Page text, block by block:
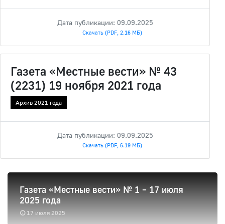
Дата публикации: 09.09.2025
Скачать (PDF, 2.16 МБ)
Газета «Местные вести» № 43
(2231) 19 ноября 2021 года
Архив 2021 года
Дата публикации: 09.09.2025
Скачать (PDF, 6.19 МБ)
17 июля 2025
Газета «Местные вести» № 1 – 17 июля
2025 года